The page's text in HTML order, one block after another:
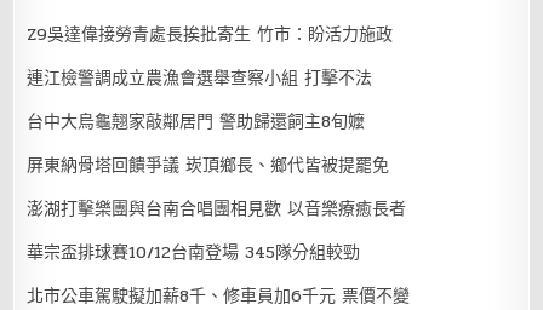
Z9吳達偉接勞青處長挨批寄生 竹市：盼活力施政
連江檢警調成立農漁會選舉查察小組 打擊不法
台中大烏龜翹家敲鄰居門 警助歸還飼主8旬嬤
屏東納骨塔回饋爭議 崁頂鄉長、鄉代皆被提罷免
澎湖打擊樂團與台南合唱團相見歡 以音樂療癒長者
華宗盃排球賽10/12台南登場 345隊分組較勁
北市公車駕駛擬加薪8千、修車員加6千元 票價不變